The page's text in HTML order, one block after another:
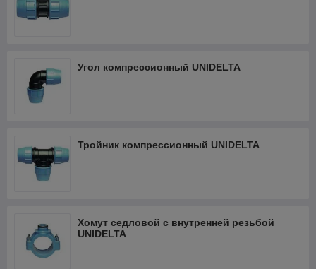
распределительных систем под давлением. Обжимные
хомуты-скобы изготовлены из полипропилена для решения
Угол компрессионный UNIDELTA
Тройник компрессионный UNIDELTA
Хомут седловой с внутренней резьбой
UNIDELTA